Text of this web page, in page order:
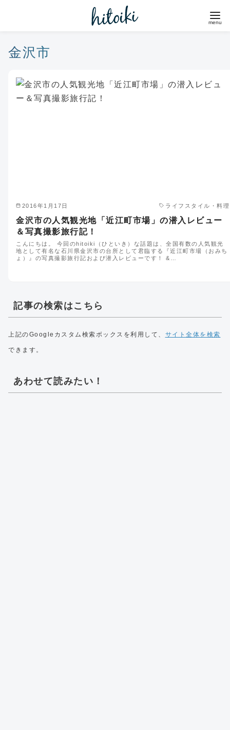
金沢市
2016年1月17日 ライフスタイル・料理
金沢市の人気観光地「近江町市場」の潜入レビュー
＆写真撮影旅行記！
こんにちは。 今回のhitoiki（ひといき）な話題は、全国有数の人気観光
地として有名な石川県金沢市の台所として君臨する『近江町市場（おみち
ょ）』の写真撮影旅行記および潜入レビューです！ &…
記事の検索はこちら
上記のGoogleカスタム検索ボックスを利用して、 サイト全体を検索
できます。
あわせて読みたい！